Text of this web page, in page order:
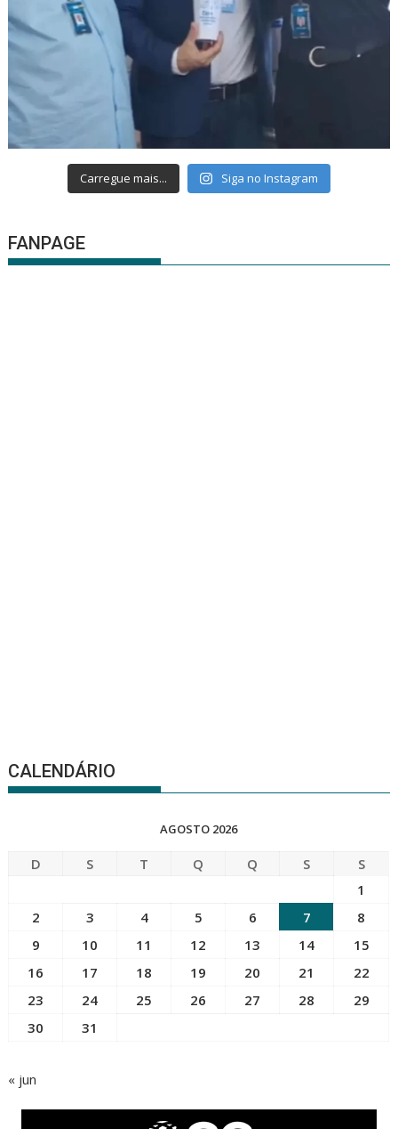
Carregue mais... Siga no Instagram
FANPAGE
CALENDÁRIO
AGOSTO 2026
D S T Q Q S
S
1
2
3 4 5 6 7
8
9
10 11 12 13 14
15
16
17 18 19 20 21
22
23
24 25 26 27 28
29
30
31
« jun